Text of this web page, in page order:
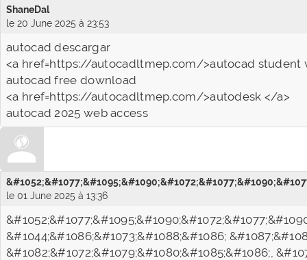
ShaneDal
le 20 June 2025 à 23:53
autocad descargar
<a href=https://autocadltmep.com/>autocad student
autocad free download
<a href=https://autocadltmep.com/>autodesk </a>
autocad 2025 web access
le 01 June 2025 à 13:36
&#1044;&#1086;&#1073;&#1088;&#1086;
&#1082;&#1072;&#1079;&#1080;&#1085;&#1086;,